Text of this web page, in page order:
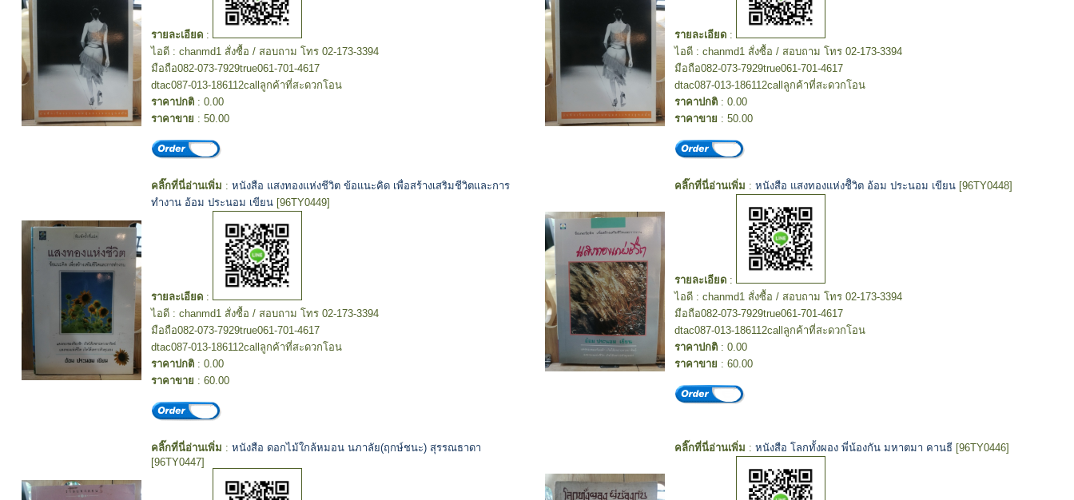
รายละเอียด :
ไอดี : chanmd1 สั่งซื้อ / สอบถาม โทร 02-173-3394
มือถือ082-073-7929true061-701-4617
dtac087-013-186112callลูกค้าที่สะดวกโอน
ราคาปกติ : 0.00
ราคาขาย : 50.00
รายละเอียด :
ไอดี : chanmd1 สั่งซื้อ / สอบถาม โทร 02-173-3394
มือถือ082-073-7929true061-701-4617
dtac087-013-186112callลูกค้าที่สะดวกโอน
ราคาปกติ : 0.00
ราคาขาย : 50.00
คลิ๊กที่นี่อ่านเพิ่ม : หนังสือ แสงทองแห่งชีวิต ข้อแนะคิด เพื่อสร้างเสริมชีวิตและการ
ทำงาน อ้อม ประนอม เขียน [96TY0449]
รายละเอียด :
ไอดี : chanmd1 สั่งซื้อ / สอบถาม โทร 02-173-3394
มือถือ082-073-7929true061-701-4617
dtac087-013-186112callลูกค้าที่สะดวกโอน
ราคาปกติ : 0.00
ราคาขาย : 60.00
คลิ๊กที่นี่อ่านเพิ่ม : หนังสือ แสงทองแห่งชีิวิต อ้อม ประนอม เขียน [96TY0448]
รายละเอียด :
ไอดี : chanmd1 สั่งซื้อ / สอบถาม โทร 02-173-3394
มือถือ082-073-7929true061-701-4617
dtac087-013-186112callลูกค้าที่สะดวกโอน
ราคาปกติ : 0.00
ราคาขาย : 60.00
คลิ๊กที่นี่อ่านเพิ่ม : หนังสือ ดอกไม้ใกล้หมอน นภาลัย(ฤกษ์ชนะ) สุรรณธาดา
[96TY0447]
คลิ๊กที่นี่อ่านเพิ่ม : หนังสือ โลกทั้งผอง พี่น้องกัน มหาตมา คานธี [96TY0446]